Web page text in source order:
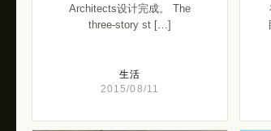
Architects设计完成。 The
three-story st […]
生活
2015/08/11